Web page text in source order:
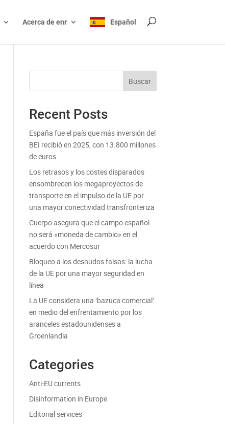
Acerca de enr Español
Buscar
Recent Posts
España fue el país que más inversión del
BEI recibió en 2025, con 13.800 millones
de euros
Los retrasos y los costes disparados
ensombrecen los megaproyectos de
transporte en el impulso de la UE por
una mayor conectividad transfronteriza
Cuerpo asegura que el campo español
no será «moneda de cambio» en el
acuerdo con Mercosur
Bloqueo a los desnudos falsos: la lucha
de la UE por una mayor seguridad en
línea
La UE considera una ‘bazuca comercial’
en medio del enfrentamiento por los
aranceles estadounidenses a
Groenlandia
Categories
Anti-EU currents
Disinformation in Europe
Editorial services